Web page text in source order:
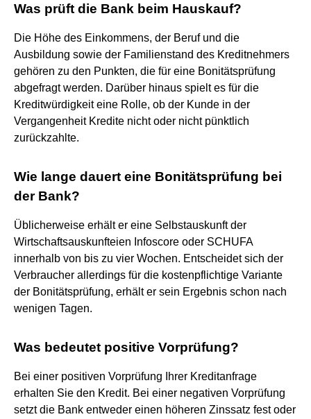
Was prüft die Bank beim Hauskauf?
Die Höhe des Einkommens, der Beruf und die
Ausbildung sowie der Familienstand des Kreditnehmers
gehören zu den Punkten, die für eine Bonitätsprüfung
abgefragt werden. Darüber hinaus spielt es für die
Kreditwürdigkeit eine Rolle, ob der Kunde in der
Vergangenheit Kredite nicht oder nicht pünktlich
zurückzahlte.
Wie lange dauert eine Bonitätsprüfung bei
der Bank?
Üblicherweise erhält er eine Selbstauskunft der
Wirtschaftsauskunfteien Infoscore oder SCHUFA
innerhalb von bis zu vier Wochen. Entscheidet sich der
Verbraucher allerdings für die kostenpflichtige Variante
der Bonitätsprüfung, erhält er sein Ergebnis schon nach
wenigen Tagen.
Was bedeutet positive Vorprüfung?
Bei einer positiven Vorprüfung Ihrer Kreditanfrage
erhalten Sie den Kredit. Bei einer negativen Vorprüfung
setzt die Bank entweder einen höheren Zinssatz fest oder